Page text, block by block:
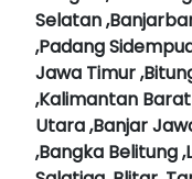
Selatan
,Padang
Jawa Timur
,Kalimantan
Utara ,Banjar
,Bangka Belitung